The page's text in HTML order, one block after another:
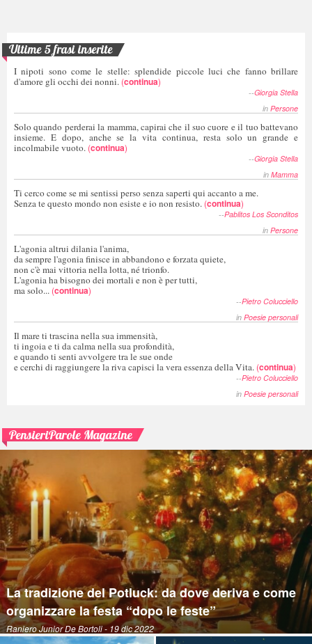
Ultime 5 frasi inserite
I nipoti sono come le stelle: splendide piccole luci che fanno brillare
d'amore gli occhi dei nonni. (continua)
--Giorgia Stella
in Persone
Solo quando perderai la mamma, capirai che il suo cuore e il tuo battevano
insieme. E dopo, anche se la vita continua, resta solo un grande e
incolmabile vuoto. (continua)
--Giorgia Stella
in Mamma
Ti cerco come se mi sentissi perso senza saperti qui accanto a me.
Senza te questo mondo non esiste e io non resisto. (continua)
--Pablitos Los Sconditos
in Persone
L'agonia altrui dilania l'anima,
da sempre l'agonia finisce in abbandono e forzata quiete,
non c'è mai vittoria nella lotta, né trionfo.
L'agonia ha bisogno dei mortali e non è per tutti,
ma solo... (continua)
--Pietro Colucciello
in Poesie personali
Il mare ti trascina nella sua immensità,
ti ingoia e ti da calma nella sua profondità,
e quando ti senti avvolgere tra le sue onde
e cerchi di raggiungere la riva capisci la vera essenza della Vita. (continua)
--Pietro Colucciello
in Poesie personali
PensieriParole Magazine
La tradizione del Potluck: da dove deriva e come
organizzare la festa “dopo le feste”
Raniero Junior De Bortoli- 19 dic 2022